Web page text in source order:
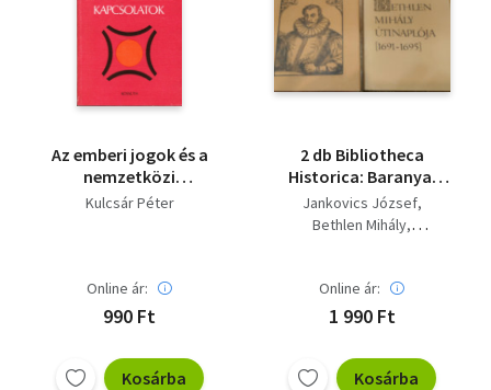
Az emberi jogok és a
nemzetközi
kapcsolatok
Kulcsár Péter
Online ár:
990 Ft
Kosárba
2 db Bibliotheca
Historica: Baranyai
Decsi János magyar
históriája {1592-1598}
Jankovics József
Bethlen Mihály
Online ár:
1 990 Ft
Kosárba